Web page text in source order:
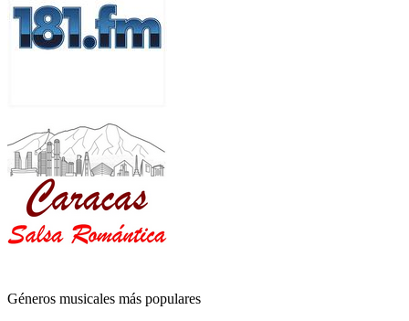
Géneros musicales más populares